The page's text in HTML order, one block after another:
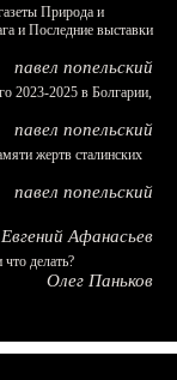
Природа и
и Последние выставки
павел попельский
2023-2025 в Болгарии,
павел попельский
жертв сталинских
павел попельский
Евгений Афанасьев
делать?
Олег Паньков